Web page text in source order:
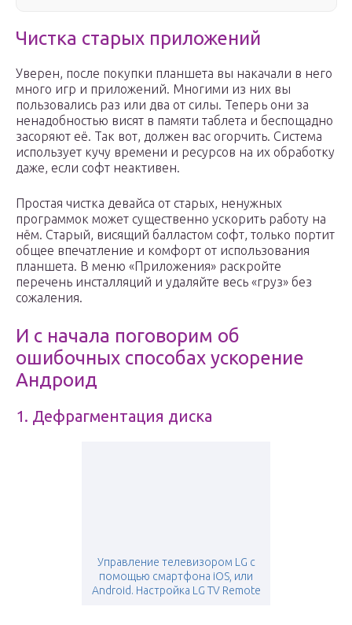
Чистка старых приложений
Уверен, после покупки планшета вы накачали в него
много игр и приложений. Многими из них вы
пользовались раз или два от силы. Теперь они за
ненадобностью висят в памяти таблета и беспощадно
засоряют её. Так вот, должен вас огорчить. Система
использует кучу времени и ресурсов на их обработку
даже, если софт неактивен.
Простая чистка девайса от старых, ненужных
программок может существенно ускорить работу на
нём. Старый, висящий балластом софт, только портит
общее впечатление и комфорт от использования
планшета. В меню «Приложения» раскройте
перечень инсталляций и удаляйте весь «груз» без
сожаления.
И с начала поговорим об
ошибочных способах ускорение
Андроид
1. Дефрагментация диска
Управление телевизором LG с
помощью смартфона iOS, или
Android. Настройка LG TV Remote